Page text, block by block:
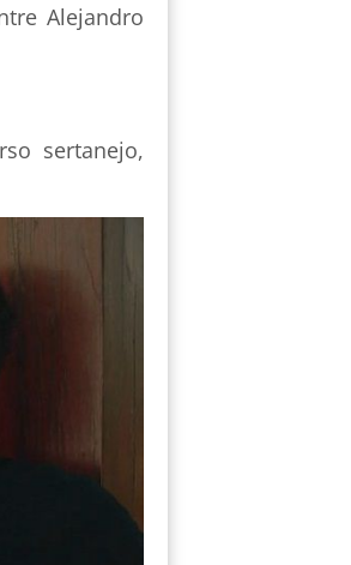
Alejandro
sertanejo,